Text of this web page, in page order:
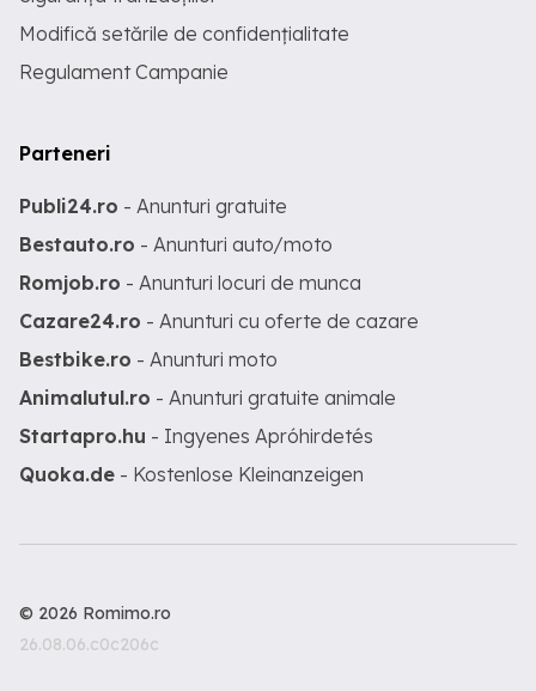
Modifică setările de confidențialitate
Regulament Campanie
Parteneri
Publi24.ro - Anunturi gratuite
Bestauto.ro - Anunturi auto/moto
Romjob.ro - Anunturi locuri de munca
Cazare24.ro - Anunturi cu oferte de cazare
Bestbike.ro - Anunturi moto
Animalutul.ro - Anunturi gratuite animale
Startapro.hu - Ingyenes Apróhirdetés
Quoka.de - Kostenlose Kleinanzeigen
© 2026 Romimo.ro
26.08.06.c0c206c